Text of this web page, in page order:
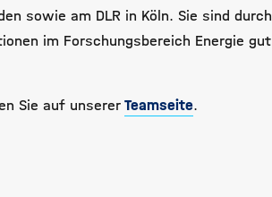
sowie am DLR in Köln. Sie sind durch
im Forschungsbereich Energie gut
Sie auf unserer Teamseite.